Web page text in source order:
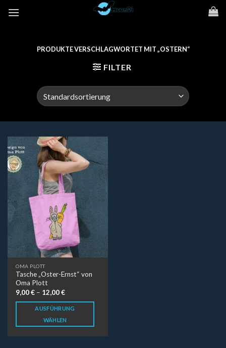
Inhalt
PRODUKTE VERSCHLAGWORTET MIT „OSTERN“
FILTER
OMA PLOTT
Tasche „Oster-Ernst“ von
Oma Plott
9,00€ – 12,00€
AUSFÜHRUNG
WÄHLEN